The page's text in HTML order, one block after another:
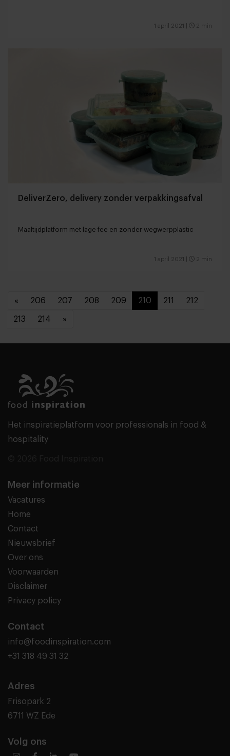
1 april 2021 2 min
DeliverZero, delivery zonder verpakkingsafval
Maaltijdplatform met lage fee en zonder wegwerpplastic
1 april 2021 2 min
« 206 207 208 209 210 211 212
213 214 »
Het inspiratieplatform voor professionals in food &
hospitality
Meer informatie
Vacatures
Home
Contact
Nieuwsbrief
Over ons
Voorwaarden
Disclaimer
Privacy policy
Contact
info@foodinspiration.com
+31 318 49 31 32
Adres
Frisopark 2
6711 WZ Ede
Volg ons